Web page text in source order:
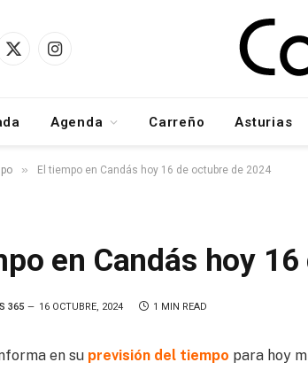
X
Instagram
Agenda Carreño Asturias
» El tiempo en Candás hoy 16 de octubre de 2024
en Candás hoy
365 16 OCTUBRE, 2024 1 MIN READ
en su previsión del tiempo para hoy